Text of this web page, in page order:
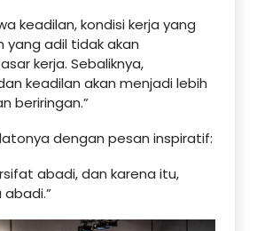
keadilan, kondisi kerja yang
yang adil tidak akan
kerja. Sebaliknya,
keadilan akan menjadi lebih
beriringan.”
dengan pesan inspiratif:
abadi, dan karena itu,